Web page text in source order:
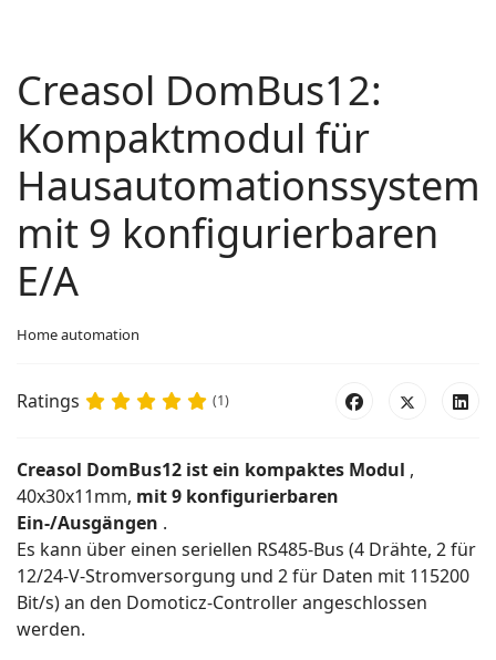
Creasol DomBus12:
Kompaktmodul für
Hausautomationssystem
mit 9 konfigurierbaren
E/A
Home automation
Ratings (1)
Creasol DomBus12 ist ein kompaktes Modul ,
40x30x11mm, mit 9 konfigurierbaren
Ein-/Ausgängen .
Es kann über einen seriellen RS485-Bus (4 Drähte, 2 für
12/24-V-Stromversorgung und 2 für Daten mit 115200
Bit/s) an den Domoticz-Controller angeschlossen
werden.